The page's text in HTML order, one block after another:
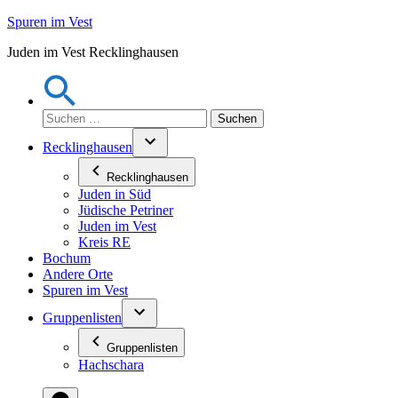
Zum
springen
Spuren im Vest
Juden im Vest Recklinghausen
Suchen
nach:
Recklinghausen
Recklinghausen
Juden in Süd
Jüdische Petriner
Juden im Vest
Kreis RE
Bochum
Andere Orte
Spuren im Vest
Gruppenlisten
Gruppenlisten
Hachschara